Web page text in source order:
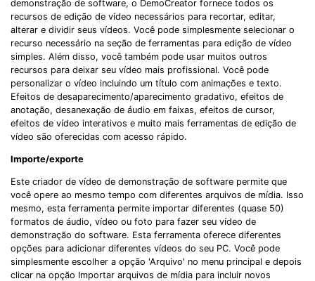
demonstração de software, o DemoCreator fornece todos os
recursos de edição de vídeo necessários para recortar, editar,
alterar e dividir seus vídeos. Você pode simplesmente selecionar o
recurso necessário na seção de ferramentas para edição de vídeo
simples. Além disso, você também pode usar muitos outros
recursos para deixar seu vídeo mais profissional. Você pode
personalizar o vídeo incluindo um título com animações e texto.
Efeitos de desaparecimento/aparecimento gradativo, efeitos de
anotação, desanexação de áudio em faixas, efeitos de cursor,
efeitos de vídeo interativos e muito mais ferramentas de edição de
vídeo são oferecidas com acesso rápido.
Importe/exporte
Este criador de vídeo de demonstração de software permite que
você opere ao mesmo tempo com diferentes arquivos de mídia. Isso
mesmo, esta ferramenta permite importar diferentes (quase 50)
formatos de áudio, vídeo ou foto para fazer seu vídeo de
demonstração do software. Esta ferramenta oferece diferentes
opções para adicionar diferentes vídeos do seu PC. Você pode
simplesmente escolher a opção 'Arquivo' no menu principal e depois
clicar na opção Importar arquivos de mídia para incluir novos